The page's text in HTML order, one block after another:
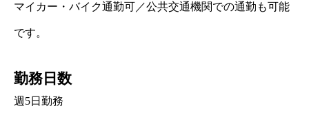
マイカー・バイク通勤可／公共交通機関での通勤も可能
です。
勤務日数
週5日勤務